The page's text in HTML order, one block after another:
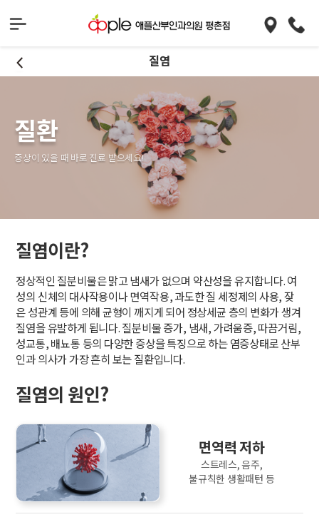
질염
질환
증상이 있을 때 바로 진료 받으세요!
질염이란?
정상적인 질분비물은 맑고 냄새가 없으며 약산성을 유지합니다. 여
성의 신체의 대사작용이나 면역작용, 과도한 질 세정제의 사용, 잦
은 성관계 등에 의해 균형이 깨지게 되어 정상세균 층의 변화가 생겨
질염을 유발하게 됩니다. 질분비물 증가, 냄새, 가려움증, 따끔거림,
성교통, 배뇨통 등의 다양한 증상을 특징으로 하는 염증상태로 산부
인과 의사가 가장 흔히 보는 질환입니다.
질염의 원인?
면역력 저하
스트레스, 음주,
불규칙한 생활패턴 등